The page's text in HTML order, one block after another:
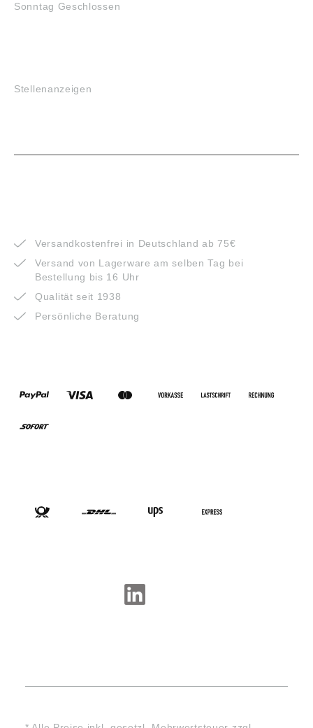
Sonntag Geschlossen
Stellenanzeigen
Versandkostenfrei in Deutschland ab 75€
Versand von Lagerware am selben Tag bei
Bestellung bis 16 Uhr
Qualität seit 1938
Persönliche Beratung